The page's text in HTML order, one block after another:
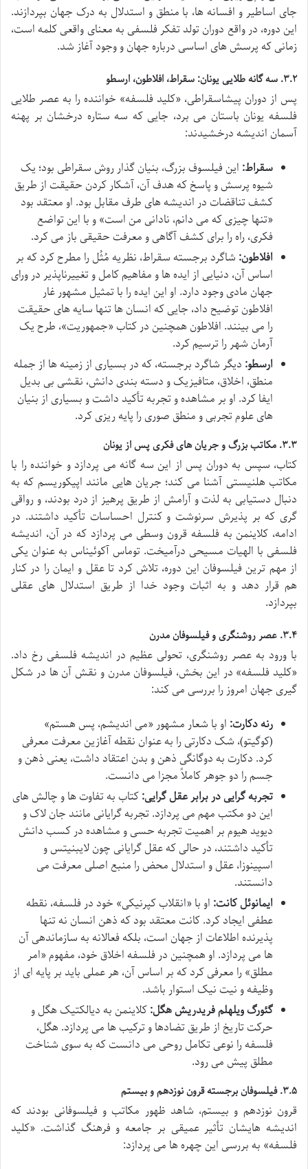
جای اساطیر و افسانه ها، با منطق و استدلال به درک جهان بپردازند.
این دوره، در واقع دوران تولد تفکر فلسفی به معنای واقعی کلمه است،
زمانی که پرسش های اساسی درباره جهان و وجود آغاز شد.
۳.۲. سه گانه طلایی یونان: سقراط، افلاطون، ارسطو
پس از دوران پیشاسقراطی، «کلید فلسفه» خواننده را به عصر طلایی
فلسفه یونان باستان می برد، جایی که سه ستاره درخشان بر پهنه
آسمان اندیشه درخشیدند:
سقراط: این فیلسوف بزرگ، بنیان گذار روش سقراطی بود؛ یک
شیوه پرسش و پاسخ که هدف آن، آشکار کردن حقیقت از طریق
کشف تناقضات در اندیشه های طرف مقابل بود. او معتقد بود
«تنها چیزی که می دانم، نادانی من است» و با این تواضع
فکری، راه را برای کشف آگاهی و معرفت حقیقی باز می کرد.
افلاطون: شاگرد برجسته سقراط، نظریه مُثُل را مطرح کرد که بر
اساس آن، دنیایی از ایده ها و مفاهیم کامل و تغییرناپذیر در ورای
جهان مادی وجود دارد. او این ایده را با تمثیل مشهور غار
افلاطون توضیح داد، جایی که انسان ها تنها سایه های حقیقت
را می بینند. افلاطون همچنین در کتاب «جمهوریت»، طرح یک
آرمان شهر را ترسیم کرد.
ارسطو: دیگر شاگرد برجسته، که در بسیاری از زمینه ها از جمله
منطق، اخلاق، متافیزیک و دسته بندی دانش، نقشی بی بدیل
ایفا کرد. او بر مشاهده و تجربه تأکید داشت و بسیاری از بنیان
های علوم تجربی و منطق صوری را پایه ریزی کرد.
۳.۳. مکاتب بزرگ و جریان های فکری پس از یونان
کتاب، سپس به دوران پس از این سه گانه می پردازد و خواننده را با
مکاتب هلنیستی آشنا می کند؛ جریان هایی مانند اپیکوریسم که به
دنبال دستیابی به لذت و آرامش از طریق پرهیز از درد بودند، و رواقی
گری که بر پذیرش سرنوشت و کنترل احساسات تأکید داشتند. در
ادامه، کلاینمن به فلسفه قرون وسطی می پردازد که در آن، اندیشه
فلسفی با الهیات مسیحی درآمیخت. توماس آکوئیناس به عنوان یکی
از مهم ترین فیلسوفان این دوره، تلاش کرد تا عقل و ایمان را در کنار
هم قرار دهد و به اثبات وجود خدا از طریق استدلال های عقلی
بپردازد.
۳.۴. عصر روشنگری و فیلسوفان مدرن
با ورود به عصر روشنگری، تحولی عظیم در اندیشه فلسفی رخ داد.
«کلید فلسفه» در این بخش، فیلسوفان مدرن و نقش آن ها در شکل
گیری جهان امروز را بررسی می کند:
رنه دکارت: او با شعار مشهور «می اندیشم، پس هستم»
(کوگیتو)، شک دکارتی را به عنوان نقطه آغازین معرفت معرفی
کرد. دکارت به دوگانگی ذهن و بدن اعتقاد داشت، یعنی ذهن و
جسم را دو جوهر کاملاً مجزا می دانست.
تجربه گرایی در برابر عقل گرایی:کتاب به تفاوت ها و چالش های
این دو مکتب مهم می پردازد. تجربه گرایانی مانند جان لاک و
دیوید هیوم بر اهمیت تجربه حسی و مشاهده در کسب دانش
تأکید داشتند، در حالی که عقل گرایانی چون لایبنیتس و
اسپینوزا، عقل و استدلال محض را منبع اصلی معرفت می
دانستند.
ایمانوئل کانت: او با «انقلاب کپرنیکی» خود در فلسفه، نقطه
عطفی ایجاد کرد. کانت معتقد بود که ذهن انسان نه تنها
پذیرنده اطلاعات از جهان است، بلکه فعالانه به سازماندهی آن
ها می پردازد. او همچنین در فلسفه اخلاق خود، مفهوم «امر
مطلق» را معرفی کرد که بر اساس آن، هر عملی باید بر پایه ای از
وظیفه و نیت نیک استوار باشد.
گئورگ ویلهلم فریدریش هگل:کلاینمن به دیالکتیک هگل و
حرکت تاریخ از طریق تضادها و ترکیب ها می پردازد. هگل،
فلسفه را نوعی تکامل روحی می دانست که به سوی شناخت
مطلق پیش می رود.
۳.۵. فیلسوفان برجسته قرون نوزدهم و بیستم
قرون نوزدهم و بیستم، شاهد ظهور مکاتب و فیلسوفانی بودند که
اندیشه هایشان تأثیر عمیقی بر جامعه و فرهنگ گذاشت. «کلید
فلسفه» به بررسی این چهره ها می پردازد: